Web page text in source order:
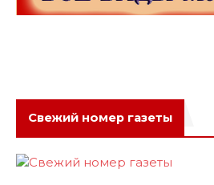
Свежий номер газеты